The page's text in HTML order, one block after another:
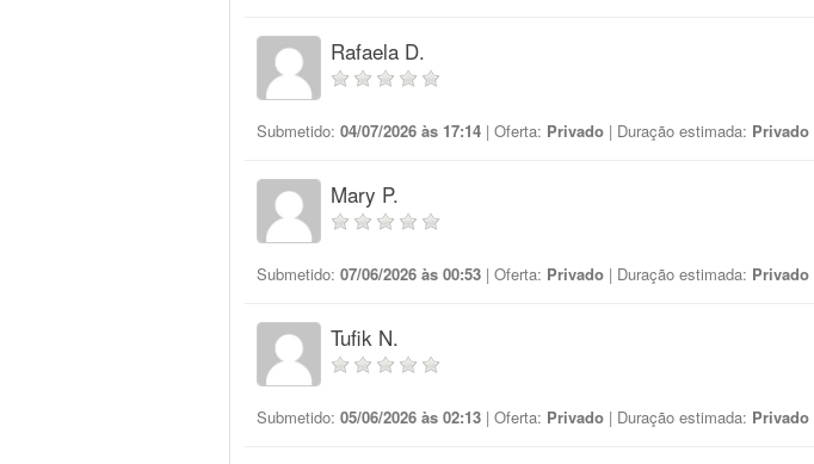
Rafaela D.
Submetido: 04/07/2026 às 17:14 | Oferta: Privado | Duração estimada: Privado
Mary P.
Submetido: 07/06/2026 às 00:53 | Oferta: Privado | Duração estimada: Privado
Tufik N.
Submetido: 05/06/2026 às 02:13 | Oferta: Privado | Duração estimada: Privado